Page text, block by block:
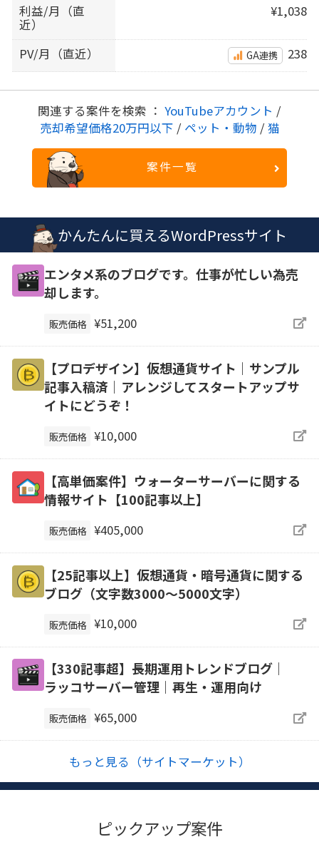
利益/月（直
近）
¥1,038
PV/月（直近） GA連携 238
関連する案件を検索 ： YouTubeアカウント /
売却希望価格20万円以下 / ペット・動物 / 猫
案件一覧
かんたんに買えるWordPressサイト
エンタメ系のブログです。仕事が忙しい為売
却します。
販売価格 ¥51,200
【プロデザイン】仮想通貨サイト｜サンプル
記事入稿済｜アレンジしてスタートアップサ
イトにどうぞ！
販売価格 ¥10,000
【高単価案件】ウォーターサーバーに関する
情報サイト【100記事以上】
販売価格 ¥405,000
【25記事以上】仮想通貨・暗号通貨に関する
ブログ（文字数3000～5000文字）
販売価格 ¥10,000
【330記事超】長期運用トレンドブログ｜
ラッコサーバー管理｜再生・運用向け
販売価格 ¥65,000
もっと見る（サイトマーケット）
ピックアップ案件